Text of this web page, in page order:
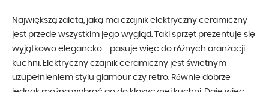
Największą zaletą, jaką ma czajnik elektryczny ceramiczny
jest przede wszystkim jego wygląd. Taki sprzęt prezentuje się
wyjątkowo elegancko - pasuje więc do różnych aranżacji
kuchni. Elektryczny czajnik ceramiczny jest świetnym
uzupełnieniem stylu glamour czy retro. Równie dobrze